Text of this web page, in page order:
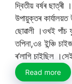
দ্বিতীয় বৰ্ষৰ
উপায়ুক্তৰ
ছোৱালী ।ওখই পাঁচ
তপিনা,৩৪ ইন্ঞ্চি
ৰ’লাগি চাইছিল
Read more